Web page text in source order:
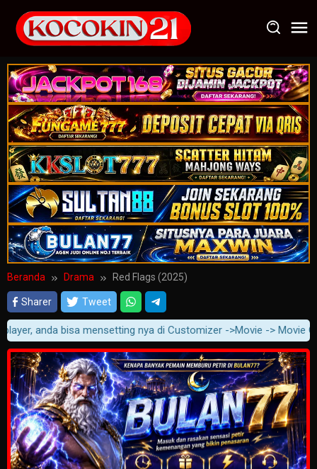
konten
Beranda Drama Red Flags (2025)
Sharer Tweet
anda bisa mensetting nya di Customizer ->Movie -> Movie